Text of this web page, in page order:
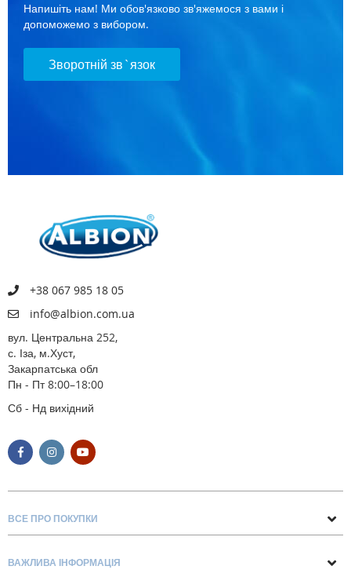
Напишіть нам! Ми обов'язково зв'яжемося з вами і
допоможемо з вибором.
Зворотній зв`язок
+38 067 985 18 05
info@albion.com.ua
вул. Центральна 252,
с. Іза, м.Хуст,
Закарпатська обл
Пн - Пт 8:00–18:00
Сб - Нд вихідний
ВСЕ ПРО ПОКУПКИ
Про нас
ВАЖЛИВА ІНФОРМАЦІЯ